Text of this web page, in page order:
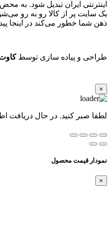
اینترنتی ایران تبدیل شود. به
یک سایت پر از کالا رو به رو
ذهن شما خطور می‌کند در اینجا
طراحی و پیاده سازی توسط
×
لطفا صبر کنید. در حال دریافت
نمودار قیمت محصول
×